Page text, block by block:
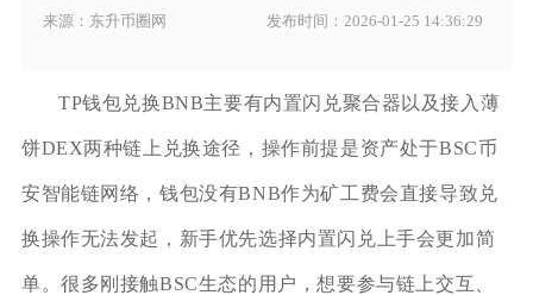
来源：东升币圈网 发布时间：2026-01-25 14:36:29
TP钱包兑换BNB主要有内置闪兑聚合器以及接入薄
饼DEX两种链上兑换途径，操作前提是资产处于BSC币
安智能链网络，钱包没有BNB作为矿工费会直接导致兑
换操作无法发起，新手优先选择内置闪兑上手会更加简
单。很多刚接触BSC生态的用户，想要参与链上交互、